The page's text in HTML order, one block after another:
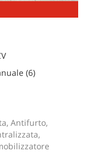
(6)
Antifurto,